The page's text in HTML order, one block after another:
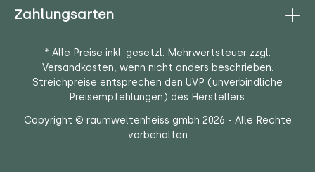
Zahlungsarten
* Alle Preise inkl. gesetzl. Mehrwertsteuer zzgl.
Versandkosten, wenn nicht anders beschrieben.
Streichpreise entsprechen den UVP (unverbindliche
Preisempfehlungen) des Herstellers.
Copyright © raumweltenheiss gmbh 2026 - Alle Rechte
vorbehalten